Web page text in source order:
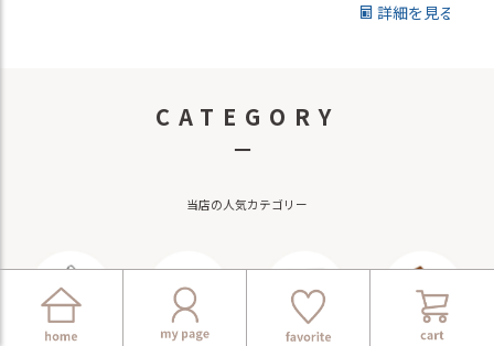
詳細を見る
CATEGORY
－
当店の人気カテゴリー